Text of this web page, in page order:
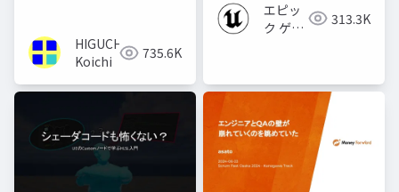
HIGUCHI
Koichi
735.6K
エピッ
ク ゲー
313.3K